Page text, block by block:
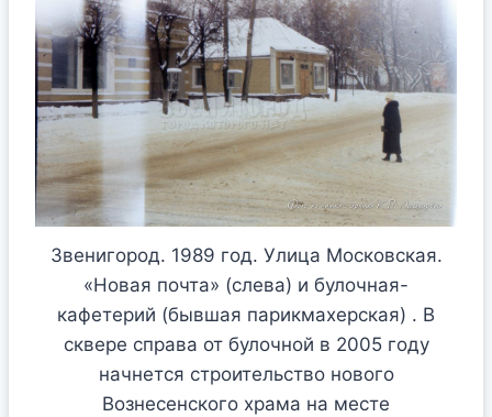
Звенигород. 1989 год. Улица Московская.
«Новая почта» (слева) и булочная-
кафетерий (бывшая парикмахерская) . В
сквере справа от булочной в 2005 году
начнется строительство нового
Вознесенского храма на месте